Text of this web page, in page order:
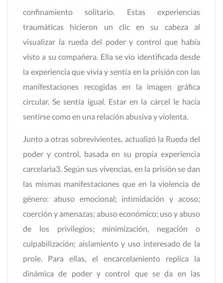
confinamiento solitario. Estas experiencias
traumáticas hicieron un clic en su cabeza al
visualizar la rueda del poder y control que había
visto a su compañera. Ella se vio identificada desde
la experiencia que vivía y sentía en la prisión con las
manifestaciones recogidas en la imagen gráfica
circular. Se sentía igual. Estar en la cárcel le hacía
sentirse como en una relación abusiva y violenta.
Junto a otras sobrevivientes, actualizó la Rueda del
poder y control, basada en su propia experiencia
carcelaria3. Según sus vivencias, en la prisión se dan
las mismas manifestaciones que en la violencia de
género: abuso emocional; intimidación y acoso;
coerción y amenazas; abuso económico; uso y abuso
de los privilegios; minimización, negación o
culpabilización; aislamiento y uso interesado de la
prole. Para ellas, el encarcelamiento replica la
dinámica de poder y control que se da en las